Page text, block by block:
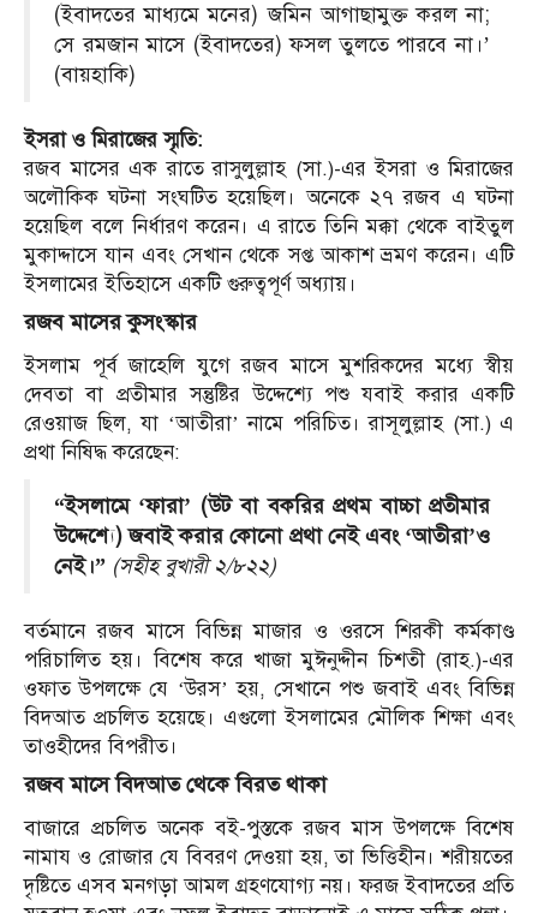
(ইবাদতের মাধ্যমে মনের) জমিন আগাছামুক্ত করল না;
সে রমজান মাসে (ইবাদতের) ফসল তুলতে পারবে না।’
(বায়হাকি)
ইসরা ও মিরাজের স্মৃতি:
রজব মাসের এক রাতে রাসুলুল্লাহ (সা.)-এর ইসরা ও মিরাজের
অলৌকিক ঘটনা সংঘটিত হয়েছিল। অনেকে ২৭ রজব এ ঘটনা
হয়েছিল বলে নির্ধারণ করেন। এ রাতে তিনি মক্কা থেকে বাইতুল
মুকাদ্দাসে যান এবং সেখান থেকে সপ্ত আকাশ ভ্রমণ করেন। এটি
ইসলামের ইতিহাসে একটি গুরুত্বপূর্ণ অধ্যায়।
রজব মাসের কুসংস্কার
ইসলাম পূর্ব জাহেলি যুগে রজব মাসে মুশরিকদের মধ্যে স্বীয়
দেবতা বা প্রতীমার সন্তুষ্টির উদ্দেশ্যে পশু যবাই করার একটি
রেওয়াজ ছিল, যা ‘আতীরা’ নামে পরিচিত। রাসূলুল্লাহ (সা.) এ
প্রথা নিষিদ্ধ করেছেন:
“ইসলামে ‘ফারা’ (উট বা বকরির প্রথম বাচ্চা প্রতীমার
উদ্দেশ্যে) জবাই করার কোনো প্রথা নেই এবং ‘আতীরা’ও
নেই।” (সহীহ বুখারী ২/৮২২)
বর্তমানে রজব মাসে বিভিন্ন মাজার ও ওরসে শিরকী কর্মকাণ্ড
পরিচালিত হয়। বিশেষ করে খাজা মুঈনুদ্দীন চিশতী (রাহ.)-এর
ওফাত উপলক্ষে যে ‘উরস’ হয়, সেখানে পশু জবাই এবং বিভিন্ন
বিদআত প্রচলিত হয়েছে। এগুলো ইসলামের মৌলিক শিক্ষা এবং
তাওহীদের বিপরীত।
রজব মাসে বিদআত থেকে বিরত থাকা
বাজারে প্রচলিত অনেক বই-পুস্তকে রজব মাস উপলক্ষে বিশেষ
নামায ও রোজার যে বিবরণ দেওয়া হয়, তা ভিত্তিহীন। শরীয়তের
দৃষ্টিতে এসব মনগড়া আমল গ্রহণযোগ্য নয়। ফরজ ইবাদতের প্রতি